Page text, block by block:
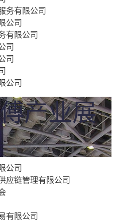
务有限公司
公司
有限公司
司
司
公司
产业展
公司
应链管理有限公司
有限公司